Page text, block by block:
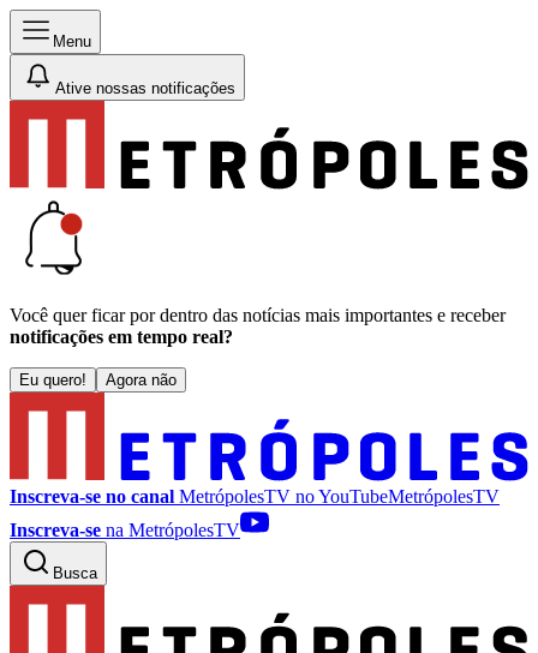
Menu
Ative nossas notificações
Você quer ficar por dentro das notícias mais importantes e receber
notificações em tempo real?
Eu quero! Agora não
Inscreva-se no canal MetrópolesTV noYouTubeMetrópolesTV
Inscreva-se na MetrópolesTV
Busca